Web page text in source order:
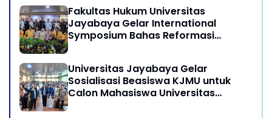
Sukamandi Masagi - Kabupaten
Subang, Jawa Barat
Fakultas Hukum Universitas
Jayabaya Gelar International
Symposium Bahas Reformasi
Universitas Jayabaya Gelar
Sosialisasi Beasiswa KJMU untuk
Calon Mahasiswa Universitas